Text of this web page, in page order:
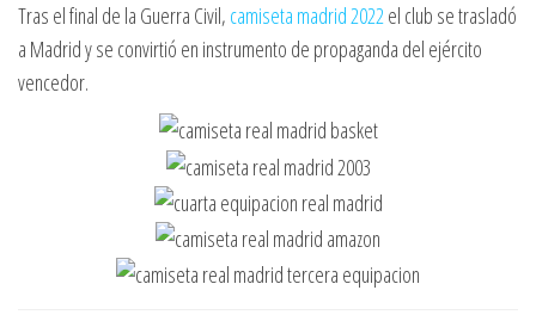
Tras el final de la Guerra Civil, camiseta madrid 2022el club se trasladó
a Madrid y se convirtió en instrumento de propaganda del ejército
vencedor.